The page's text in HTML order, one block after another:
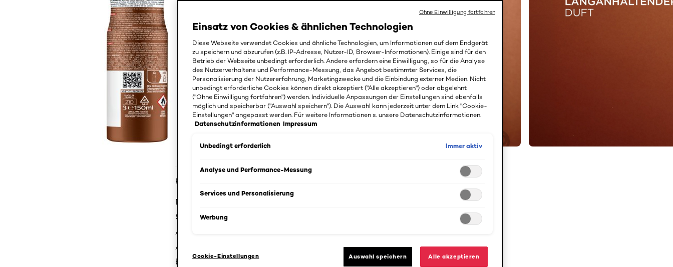
Produktdetails
Das L'Oréal Men Expert Barber Club 48h Deo-Spray für Männer schützt effektiv vor
Schweiß und Geruch. Die Formel des L'Oréal Men Expert Deo-Sprays ist frei von
Aluminium und Alkohol, wirkt aber genauso stark in der Geruchsbekämpfung wie
Aluminiumsalze. Für ein langanhaltendes Frischegefühl. Mit seiner holzigen Note,
basierend auf maskulin duftendem Zedernholzöl, sorgt das Deo-Spray für Männer
Einsatz von Cookies & ähnlichen Technologien
Diese Webseite verwendet Cookies und ähnliche Technologien, um Informationen auf dem Endgerät
zu speichern und abzurufen (z.B. IP-Adresse, Nutzer-ID, Browser-Informationen). Einige sind für den
Betrieb der Webseite unbedingt erforderlich. Andere erfordern eine Einwilligung, so für die Analyse
des Nutzerverhaltens und Performance-Messung, das Angebot bestimmter Services, die
Personalisierung der Nutzererfahrung, Marketingzwecke und die Einbindung externer Medien. Nicht
unbedingt erforderliche Cookies können direkt akzeptiert ("Alle akzeptieren") oder abgelehnt
("Ohne Einwilligung fortfahren") werden. Individuelle Anpassungen der Einstellungen sind ebenfalls
möglich und speicherbar ("Auswahl speichern"). Die Auswahl kann jederzeit unter dem Link "Cookie-
Einstellungen" angepasst werden. Für weitere Informationen s. unsere Datenschutzinformationen.
Datenschutzinformationen Impressum
Unbedingt erforderlich Immer aktiv
Analyse und Performance-Messung
Services und Personalisierung
Werbung
Cookie-Einstellungen Auswahl speichern Alle akzeptieren
Ohne Einwilligung fortfahren